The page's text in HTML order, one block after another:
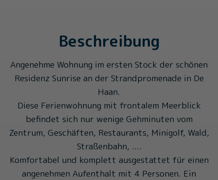
Beschreibung
Angenehme Wohnung im ersten Stock der schönen
Residenz Sunrise an der Strandpromenade in De
Haan.
Diese Ferienwohnung mit frontalem Meerblick
befindet sich nur wenige Gehminuten vom
Zentrum, Geschäften, Restaurants, Minigolf, Wald,
Straßenbahn, ....
Komfortabel und komplett ausgestattet für einen
angenehmen Aufenthalt mit 4 Personen. Ein